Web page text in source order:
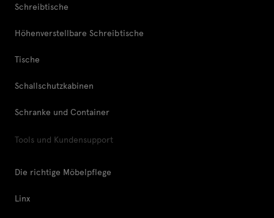
Schreibtische
Höhenverstellbare Schreibtische
Tische
Schallschutzkabinen
Schranke und Container
Tools und Kundensupport
Die richtige Möbelpflege
Linx